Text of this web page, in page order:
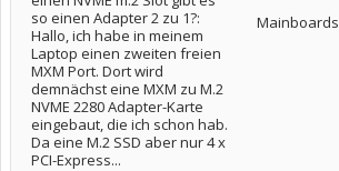
so einen Adapter 2 zu 1?:
Hallo, ich habe in meinem
Laptop einen zweiten freien
MXM Port. Dort wird
demnächst eine MXM zu M.2
NVME 2280 Adapter-Karte
eingebaut, die ich schon hab.
Da eine M.2 SSD aber nur 4 x
PCI-Express...
Mainboards